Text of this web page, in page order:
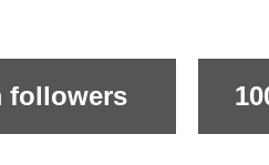
followers